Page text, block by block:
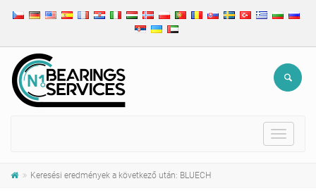
Toggle
Keresési eredmények a következő után: BLUECH